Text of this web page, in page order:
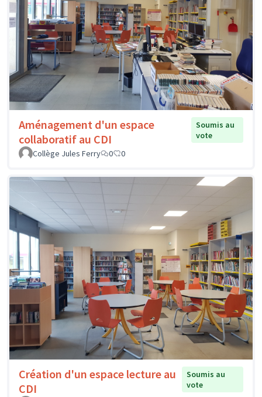
Aménagement d'un espace
collaboratif au CDI
Soumis au
vote
Collège Jules Ferry
0 0
Création d'un espace lecture au
CDI
Soumis au
vote